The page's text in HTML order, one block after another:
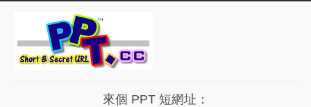
來個 PPT 短網址：